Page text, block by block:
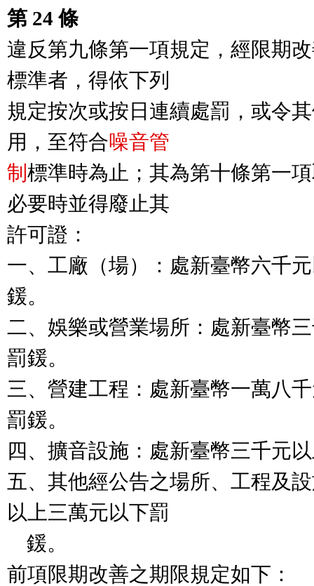
第 24 條
違反第九條第一項規定，經限期
標準者，得依下列
規定按次或按日連續處罰，或令
用，至符合噪音管
制 標準時為止；其為第十條第一
必要時並得廢止其
許可證：
一、工廠（場）：處新臺幣六千
鍰。
二、娛樂或營業場所：處新臺幣
罰鍰。
三、營建工程：處新臺幣一萬八
罰鍰。
四、擴音設施：處新臺幣三千元
五、其他經公告之場所、工程及
以上三萬元以下罰
前項限期改善之期限規定如下：